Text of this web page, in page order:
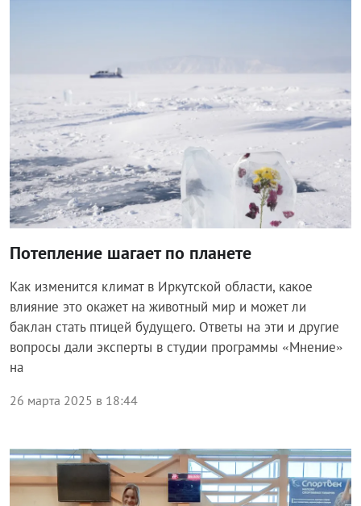
Потепление шагает по планете
Как изменится климат в Иркутской области, какое
влияние это окажет на животный мир и может ли
баклан стать птицей будущего. Ответы на эти и другие
вопросы дали эксперты в студии программы «Мнение»
на
26 марта 2025 в 18:44
Общество